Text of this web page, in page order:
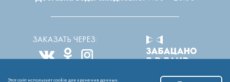
ЗАКАЗАТЬ ЧЕРЕЗ:
Этот сайт использует cookie для хранения данных.